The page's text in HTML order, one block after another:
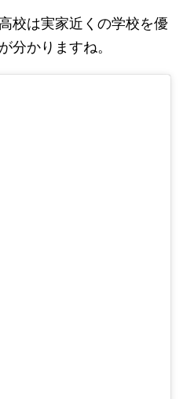
校は実家近くの学校を優
分かりますね。